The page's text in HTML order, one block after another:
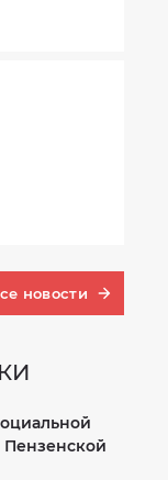
новости